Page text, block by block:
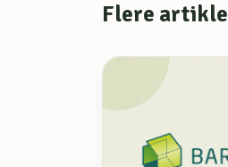
Flere